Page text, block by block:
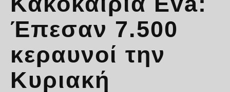
Έπεσαν 7.500
κεραυνοί την
Κυριακή